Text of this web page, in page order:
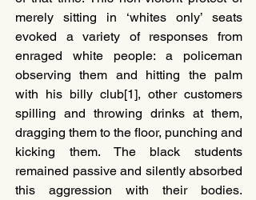
merely sitting in ‘whites only’ seats
evoked a variety of responses from
enraged white people: a policeman
observing them and hitting the palm
with his billy club[1], other customers
spilling and throwing drinks at them,
dragging them to the floor, punching and
kicking them. The black students
remained passive and silently absorbed
this aggression with their bodies.